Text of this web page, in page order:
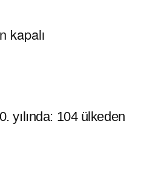
kapalı
yılında: 104 ülkeden